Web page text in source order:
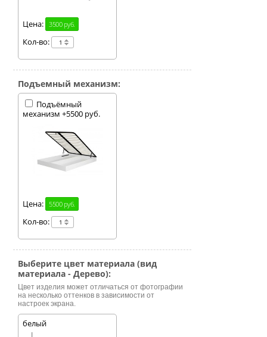
Цена: 3500 руб.
Кол-во:
Подъемный механизм:
Подъёмный
механизм +5500 руб.
Цена: 5500 руб.
Кол-во:
Выберите цвет материала (вид
материала - Дерево):
Цвет изделия может отличаться от фотографии
на несколько оттенков в зависимости от
настроек экрана.
белый